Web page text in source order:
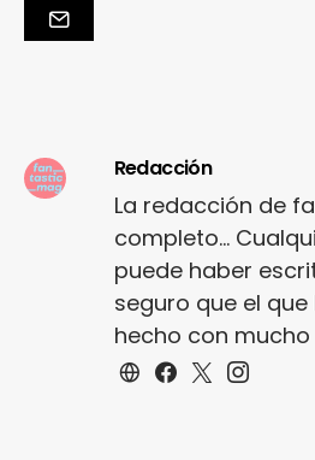
Redacción
La redacción de
completo...
puede haber
seguro que el
hecho con